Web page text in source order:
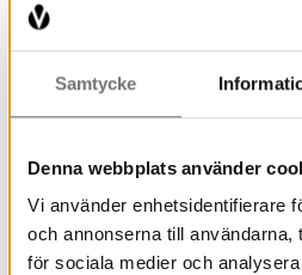
Samtycke
Denna webbplats använder
Vi använder enhetsidentifierare
och annonserna till användarna,
för sociala medier och
midsommardagen 21-22 juni.
Museum och